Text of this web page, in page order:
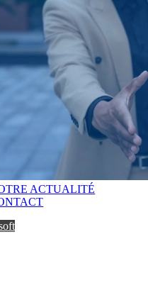
ACTUALITÉ